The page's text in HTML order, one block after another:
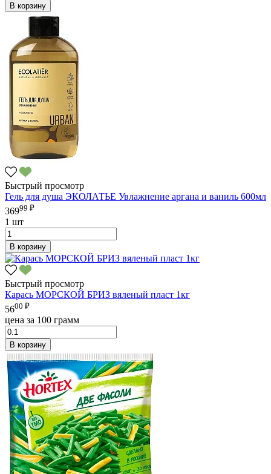
В корзину
Быстрый просмотр
Гель для душа ЭКОЛАТЬЕ Увлажнение аргана и ваниль 600мл
36999 ₽
1 шт
В корзину
Быстрый просмотр
Карась МОРСКОЙ БРИЗ вяленый пласт 1кг
5600 ₽
цена за 100 грамм
В корзину